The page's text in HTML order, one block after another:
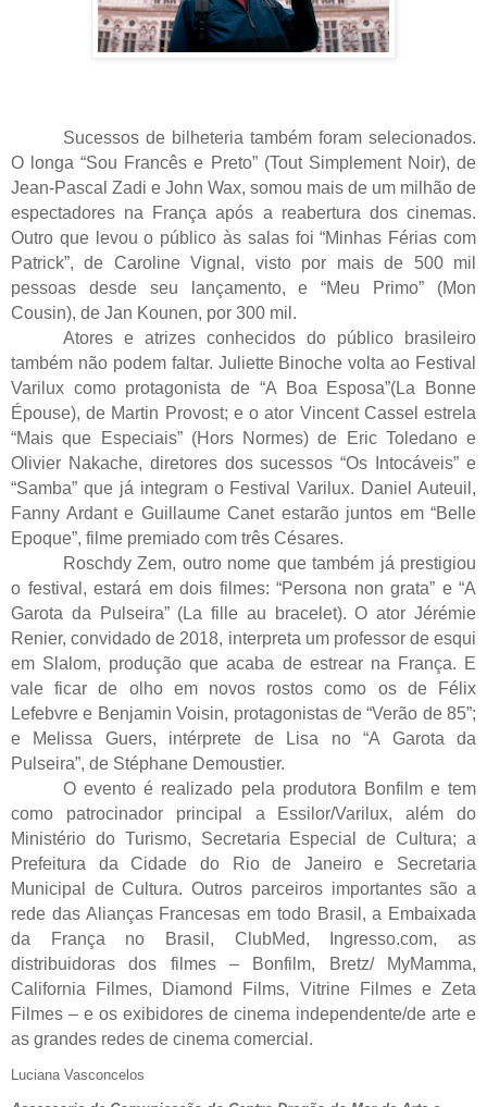
Sucessos de bilheteria também foram selecionados.
O longa “Sou Francês e Preto” (Tout Simplement Noir), de
Jean-Pascal Zadi e John Wax, somou mais de um milhão de
espectadores na França após a reabertura dos cinemas.
Outro que levou o público às salas foi “Minhas Férias com
Patrick”, de Caroline Vignal, visto por mais de 500 mil
pessoas desde seu lançamento, e “Meu Primo” (Mon
Cousin), de Jan Kounen, por 300 mil.
Atores e atrizes conhecidos do público brasileiro
também não podem faltar. Juliette Binoche volta ao Festival
Varilux como protagonista de “A Boa Esposa”(La Bonne
Épouse), de Martin Provost; e o ator Vincent Cassel estrela
“Mais que Especiais” (Hors Normes) de Eric Toledano e
Olivier Nakache, diretores dos sucessos “Os Intocáveis” e
“Samba” que já integram o Festival Varilux. Daniel Auteuil,
Fanny Ardant e Guillaume Canet estarão juntos em “Belle
Epoque”, filme premiado com três Césares.
Roschdy Zem, outro nome que também já prestigiou
o festival, estará em dois filmes: “Persona non grata” e “A
Garota da Pulseira” (La fille au bracelet). O ator Jérémie
Renier, convidado de 2018, interpreta um professor de esqui
em Slalom, produção que acaba de estrear na França. E
vale ficar de olho em novos rostos como os de Félix
Lefebvre e Benjamin Voisin, protagonistas de “Verão de 85”;
e Melissa Guers, intérprete de Lisa no “A Garota da
Pulseira”, de Stéphane Demoustier.
O evento é realizado pela produtora Bonfilm e tem
como patrocinador principal a Essilor/Varilux, além do
Ministério do Turismo, Secretaria Especial de Cultura; a
Prefeitura da Cidade do Rio de Janeiro e Secretaria
Municipal de Cultura. Outros parceiros importantes são a
rede das Alianças Francesas em todo Brasil, a Embaixada
da França no Brasil, ClubMed, Ingresso.com, as
distribuidoras dos filmes – Bonfilm, Bretz/ MyMamma,
California Filmes, Diamond Films, Vitrine Filmes e Zeta
Filmes – e os exibidores de cinema independente/de arte e
as grandes redes de cinema comercial.
Luciana Vasconcelos